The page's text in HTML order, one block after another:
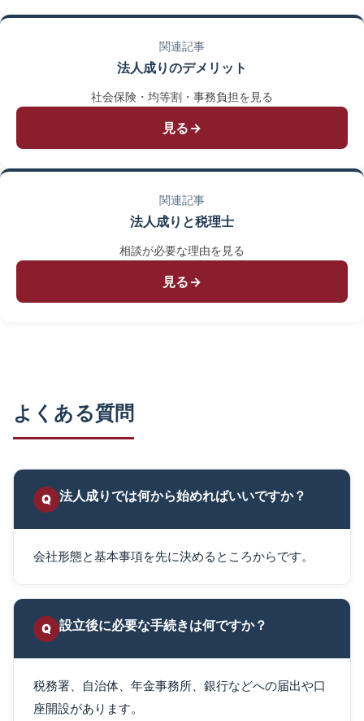
関連記事
法人成りのデメリット
社会保険・均等割・事務負担を見る
見る→
関連記事
法人成りと税理士
相談が必要な理由を見る
見る→
よくある質問
Q 法人成りでは何から始めればいいですか？
会社形態と基本事項を先に決めるところからです。
Q 設立後に必要な手続きは何ですか？
税務署、自治体、年金事務所、銀行などへの届出や口
座開設があります。